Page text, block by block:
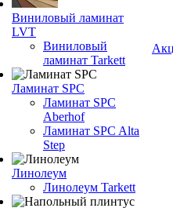
Виниловый ламинат
LVT
Виниловый
ламинат Tarkett
Ламинат SPC
Ламинат SPC
Aberhof
Ламинат SPC Alta
Step
Линолеум
Линолеум Tarkett